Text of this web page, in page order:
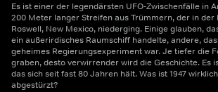
Es ist einer der legendärsten UFO-Zwischenfälle in
200 Meter langer Streifen aus Trümmern, der in der
Roswell, New Mexico, niederging. Einige glauben,
ein außerirdisches Raumschiff handelte, andere,
geheimes Regierungsexperiment war. Je tiefer die
graben, desto verwirrender wird die Geschichte. Es
das sich seit fast 80 Jahren hält. Was ist 1947
abgestürzt?